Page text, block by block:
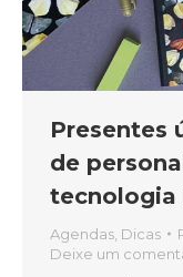
Presentes
de
tecnologia
Agendas, Dicas
Deixe um